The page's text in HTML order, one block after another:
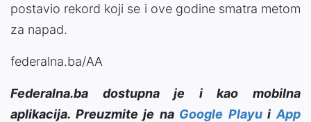
postavio rekord koji se i ove godine smatra metom
za napad.
federalna.ba/AA
Federalna.ba dostupna je i kao mobilna
aplikacija. Preuzmite je na Google PlayuiApp